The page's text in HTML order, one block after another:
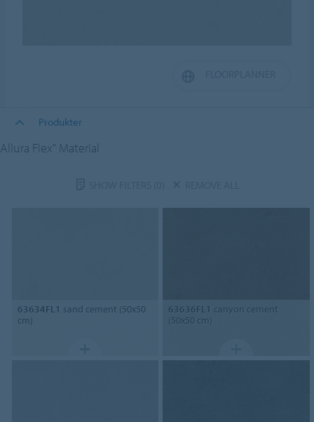
Produkter
Allura Flex" Material
63634FL1 sand cement (50x50
cm)
63636FL1 canyon cement
(50x50 cm)